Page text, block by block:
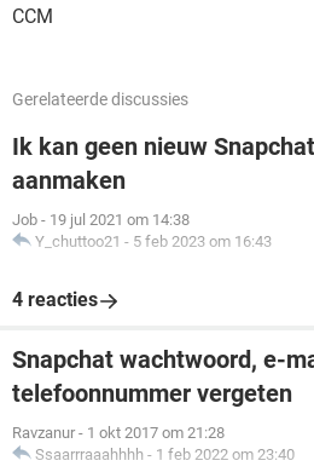
CCM
Gerelateerde discussies
Ik kan geen nieuw
aanmaken
Job - 19 jul 2021 om 14:38
Y_chuttoo21 - 5 feb 2023 om 16:43
4 reacties
Snapchat wachtwoord, e-
telefoonnummer vergeten
Ravzanur - 1 okt 2017 om 21:28
Ssaarrraaahhhh - 1 feb 2022 om 23:40